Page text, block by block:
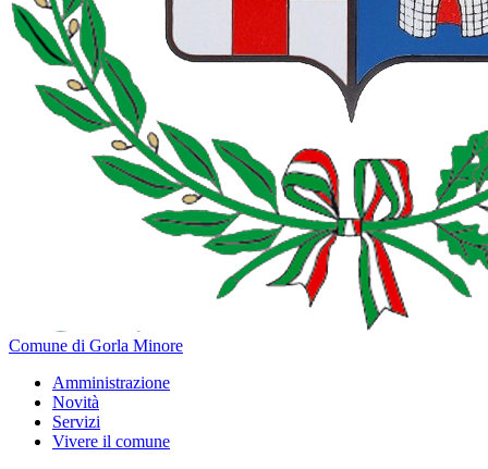
Comune di Gorla Minore
Amministrazione
Novità
Servizi
Vivere il comune